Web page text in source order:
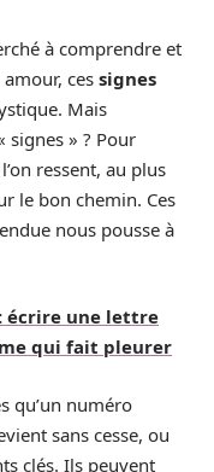
à comprendre et
ces signes
Mais
signes » ? Pour
ressent, au plus
le bon chemin. Ces
nous pousse à
écrire une lettre
qui fait pleurer
qu’un numéro
sans cesse, ou
clés. Ils peuvent